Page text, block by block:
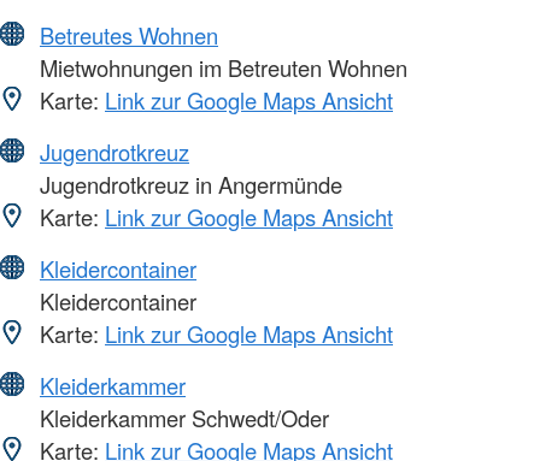
Betreutes Wohnen
Mietwohnungen im Betreuten Wohnen
Karte: Link zur Google Maps Ansicht
Jugendrotkreuz
Jugendrotkreuz in Angermünde
Karte: Link zur Google Maps Ansicht
Kleidercontainer
Kleidercontainer
Karte: Link zur Google Maps Ansicht
Kleiderkammer
Kleiderkammer Schwedt/Oder
Karte: Link zur Google Maps Ansicht